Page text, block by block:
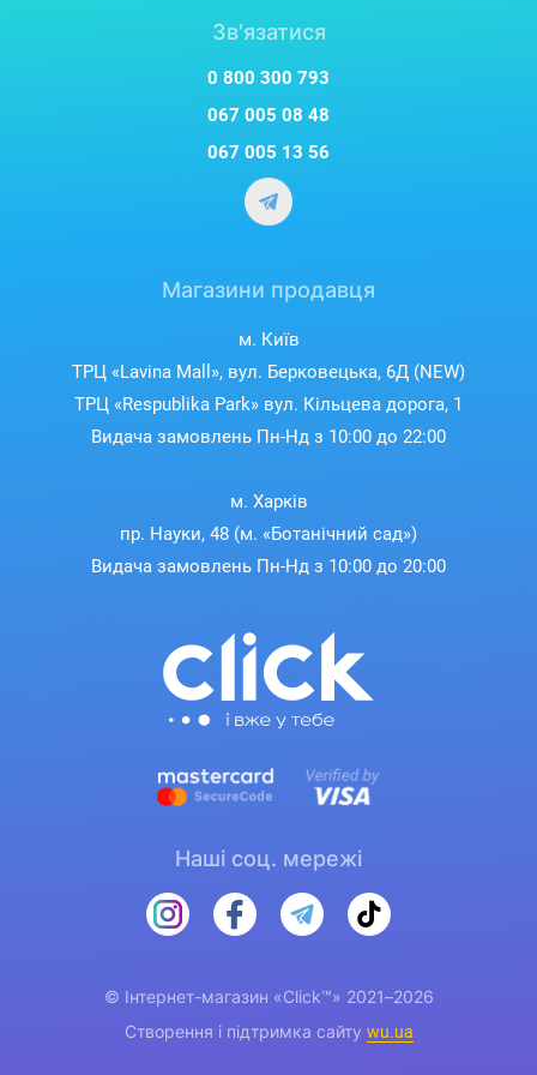
Зв'язатися
0 800 300 793
067 005 08 48
067 005 13 56
Магазини продавця
м. Київ
ТРЦ «Lavina Mall», вул. Берковецька, 6Д (NEW)
ТРЦ «Respublika Park» вул. Кільцева дорога, 1
Видача замовлень Пн-Нд з 10:00 до 22:00
м. Харків
пр. Науки, 48 (м. «Ботанічний сад»)
Видача замовлень Пн-Нд з 10:00 до 20:00
Наші соц. мережі
© Інтернет-магазин «Click™» 2021–2026
Створення і підтримка сайту wu.ua